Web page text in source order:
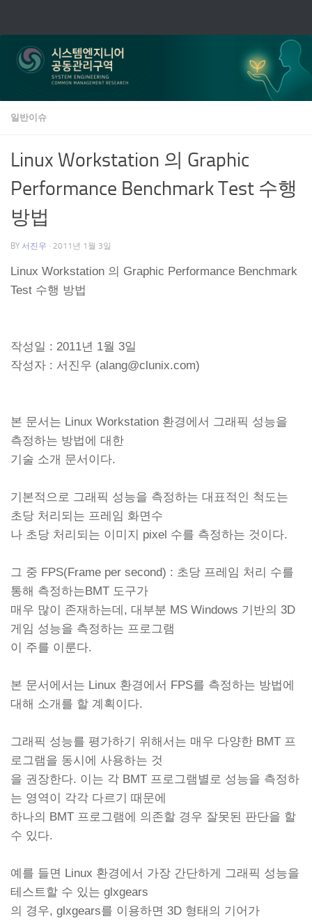
일반이슈
Linux Workstation 의 Graphic
Performance Benchmark Test 수행
방법
BY 서진우 · 2011년 1월 3일
Linux Workstation 의 Graphic Performance Benchmark
Test 수행 방법
작성일 : 2011년 1월 3일
작성자 : 서진우 (alang@clunix.com)
본 문서는 Linux Workstation 환경에서 그래픽 성능을
측정하는 방법에 대한
기술 소개 문서이다.
기본적으로 그래픽 성능을 측정하는 대표적인 척도는
초당 처리되는 프레임 화면수
나 초당 처리되는 이미지 pixel 수를 측정하는 것이다.
그 중 FPS(Frame per second) : 초당 프레임 처리 수를
통해 측정하는BMT 도구가
매우 많이 존재하는데, 대부분 MS Windows 기반의 3D
게임 성능을 측정하는 프로그램
이 주를 이룬다.
본 문서에서는 Linux 환경에서 FPS를 측정하는 방법에
대해 소개를 할 계획이다.
그래픽 성능를 평가하기 위해서는 매우 다양한 BMT 프
로그램을 동시에 사용하는 것
을 권장한다. 이는 각 BMT 프로그램별로 성능을 측정하
는 영역이 각각 다르기 때문에
하나의 BMT 프로그램에 의존할 경우 잘못된 판단을 할
수 있다.
예를 들면 Linux 환경에서 가장 간단하게 그래픽 성능을
테스트할 수 있는 glxgears
의 경우, glxgears를 이용하면 3D 형태의 기어가